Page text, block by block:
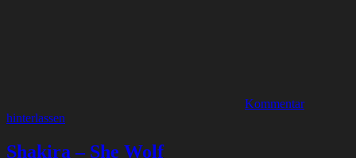
Kommentar
hinterlassen
Shakira – She Wolf